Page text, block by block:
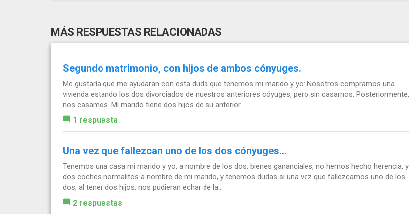
MÁS RESPUESTAS RELACIONADAS
Segundo matrimonio, con hijos de ambos cónyuges.
Me gustaría que me ayudaran con esta duda que tenemos mi marido y yo: Nosotros compramos una
vivienda estando los dos divorciados de nuestros anteriores cóyuges, pero sin casarnos. Posteriormente,
nos casamos. Mi marido tiene dos hijos de su anterior...
1 respuesta
Una vez que fallezcan uno de los dos cónyuges...
Tenemos una casa mi marido y yo, a nombre de los dos, bienes gananciales, no hemos hecho herencia, y
dos coches normalitos a nombre de mi marido, y tenemos dudas si una vez que fallezcamos uno de los
dos, al tener dos hijos, nos pudieran echar de la...
2 respuestas